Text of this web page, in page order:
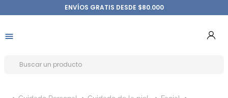
ENVÍOS GRATIS DESDE $80.000